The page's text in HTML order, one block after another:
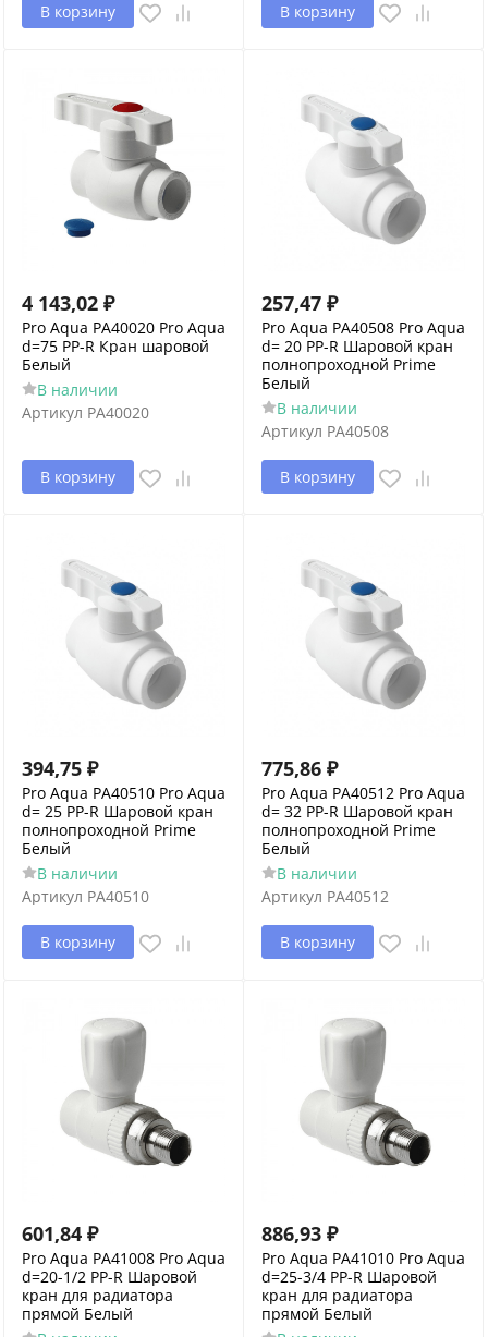
В корзину В корзину
4 143,02 ₽
Pro Aqua PA40020 Pro Aqua
d=75 PP-R Кран шаровой
Белый
В наличии
Артикул PA40020
В корзину
257,47 ₽
Pro Aqua PA40508 Pro Aqua
d= 20 PP-R Шаровой кран
полнопроходной Prime
Белый
В наличии
Артикул PA40508
В корзину
394,75 ₽
Pro Aqua PA40510 Pro Aqua
d= 25 PP-R Шаровой кран
полнопроходной Prime
Белый
В наличии
Артикул PA40510
В корзину
775,86 ₽
Pro Aqua PA40512 Pro Aqua
d= 32 PP-R Шаровой кран
полнопроходной Prime
Белый
В наличии
Артикул PA40512
В корзину
601,84 ₽
Pro Aqua PA41008 Pro Aqua
d=20-1/2 PP-R Шаровой
кран для радиатора
прямой Белый
886,93 ₽
Pro Aqua PA41010 Pro Aqua
d=25-3/4 PP-R Шаровой
кран для радиатора
прямой Белый